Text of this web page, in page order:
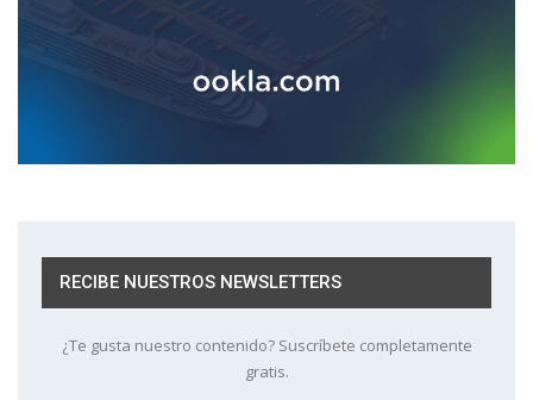
RECIBE NUESTROS NEWSLETTERS
¿Te gusta nuestro contenido? Suscríbete completamente
gratis.